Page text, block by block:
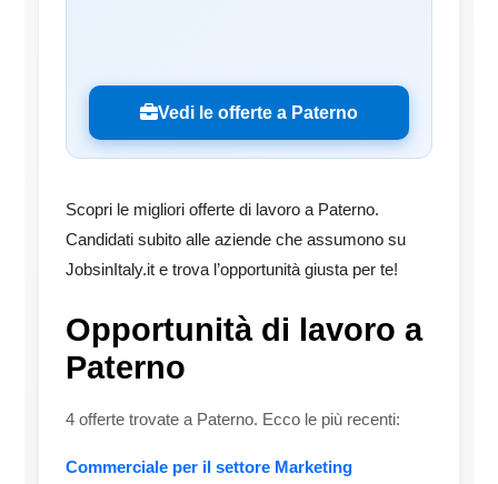
Vedi le offerte a Paterno
Scopri le migliori offerte di lavoro a Paterno.
Candidati subito alle aziende che assumono su
JobsinItaly.it e trova l’opportunità giusta per te!
Opportunità di lavoro a
Paterno
4 offerte trovate a Paterno. Ecco le più recenti:
Commerciale per il settore Marketing